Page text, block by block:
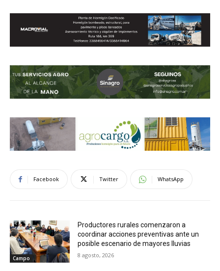
Facebook Twitter WhatsApp
Campo
Productores rurales comenzaron a
coordinar acciones preventivas ante un
posible escenario de mayores lluvias
8 agosto, 2026